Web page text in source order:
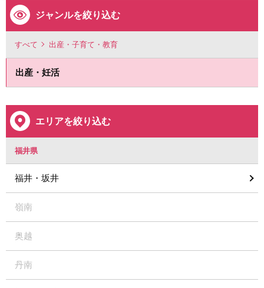
ジャンルを絞り込む
すべて 出産・子育て・教育
出産・妊活
エリアを絞り込む
福井県
福井・坂井
嶺南
奥越
丹南